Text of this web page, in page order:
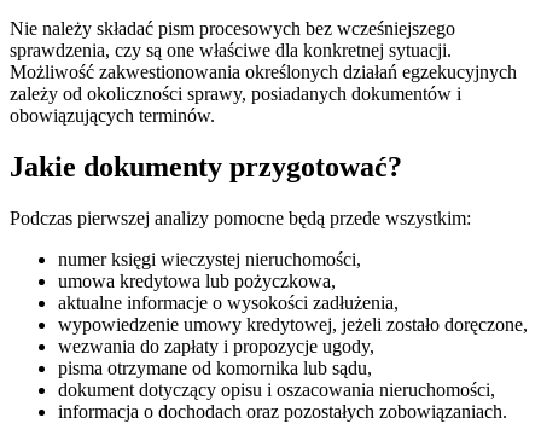
Nie należy składać pism procesowych bez wcześniejszego
sprawdzenia, czy są one właściwe dla konkretnej sytuacji.
Możliwość zakwestionowania określonych działań egzekucyjnych
zależy od okoliczności sprawy, posiadanych dokumentów i
obowiązujących terminów.
Jakie dokumenty przygotować?
Podczas pierwszej analizy pomocne będą przede wszystkim:
numer księgi wieczystej nieruchomości,
umowa kredytowa lub pożyczkowa,
aktualne informacje o wysokości zadłużenia,
wypowiedzenie umowy kredytowej, jeżeli zostało doręczone,
wezwania do zapłaty i propozycje ugody,
pisma otrzymane od komornika lub sądu,
dokument dotyczący opisu i oszacowania nieruchomości,
informacja o dochodach oraz pozostałych zobowiązaniach.